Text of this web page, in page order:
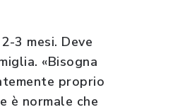
3 mesi. Deve
«Bisogna
proprio
è normale che